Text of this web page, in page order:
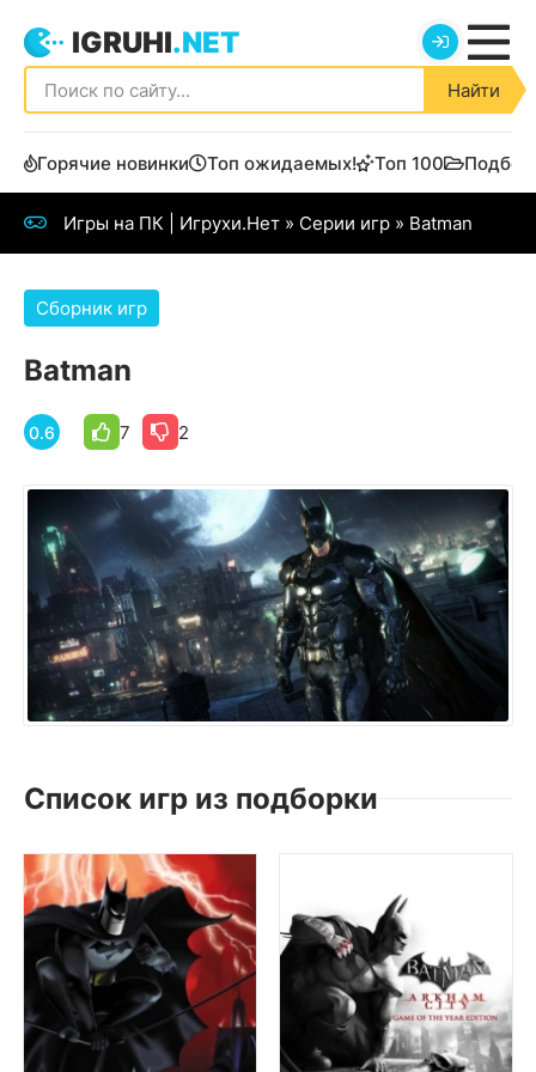
IGRUHI.NET
Найти
Горячие новинки Топ ожидаемых! Топ 100
Игры на ПК | Игрухи.Нет » Серии игр » Batman
Сборник игр
Batman
0.6 7 2
Список игр из подборки